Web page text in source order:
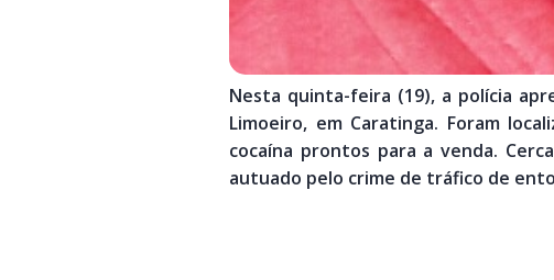
Nesta quinta-feira (19), a polícia
Limoeiro, em Caratinga. Foram
cocaína prontos para a venda.
autuado pelo crime de tráfico de